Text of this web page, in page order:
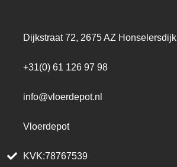
Dijkstraat 72, 2675 AZ Honselersdijk
+31(0) 61 126 97 98
info@vloerdepot.nl
Vloerdepot
KVK:78767539